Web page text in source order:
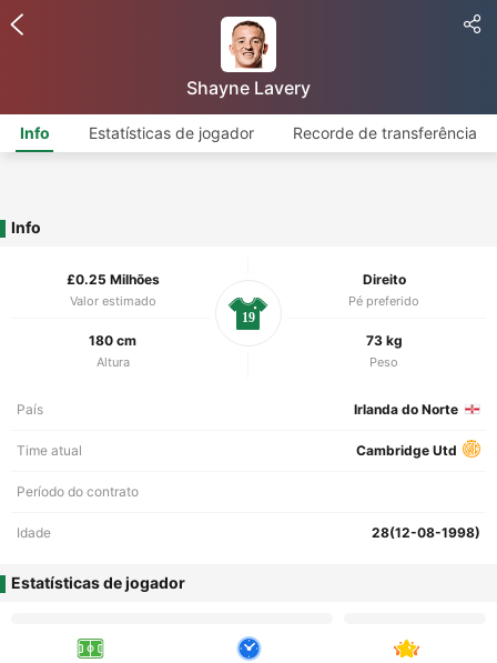
Shayne Lavery
Info Estatísticas de jogador Recorde de transferência
Info
£0.25 Milhões
Valor estimado
Direito
Pé preferido
180 cm
Altura
73 kg
Peso
19
País Irlanda do Norte
Time atual Cambridge Utd
Período do contrato
Idade 28(12-08-1998)
Estatísticas de jogador